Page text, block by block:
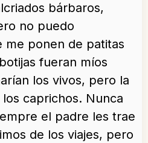
bárbaros,
no puedo
me ponen de patitas
fueran míos
los vivos, pero la
caprichos. Nunca
el padre les trae
de los viajes, pero